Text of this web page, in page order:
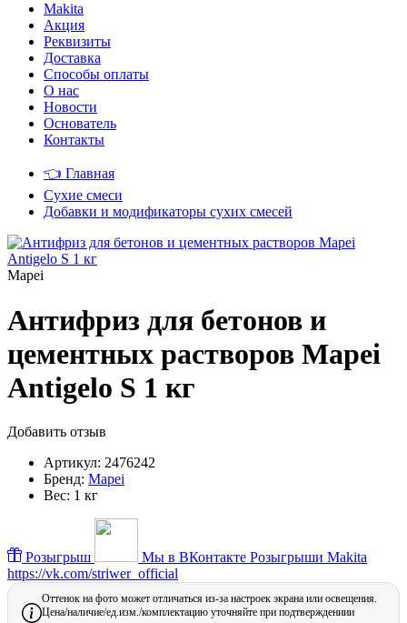
Makita
Акция
Реквизиты
Доставка
Способы оплаты
О нас
Новости
Основатель
Контакты
👈 Главная
Сухие смеси
Добавки и модификаторы сухих смесей
Mapei
Антифриз для бетонов и
цементных растворов Mapei
Antigelo S 1 кг
Добавить отзыв
Артикул: 2476242
Бренд: Mapei
Вес: 1 кг
Розыгрыш Мы в ВКонтакте Розыгрыши Makita
https://vk.com/striwer_official
Оттенок на фото может отличаться из-за настроек экрана или освещения.
Цена/наличие/ед.изм./комплектацию уточняйте при подтверждениии